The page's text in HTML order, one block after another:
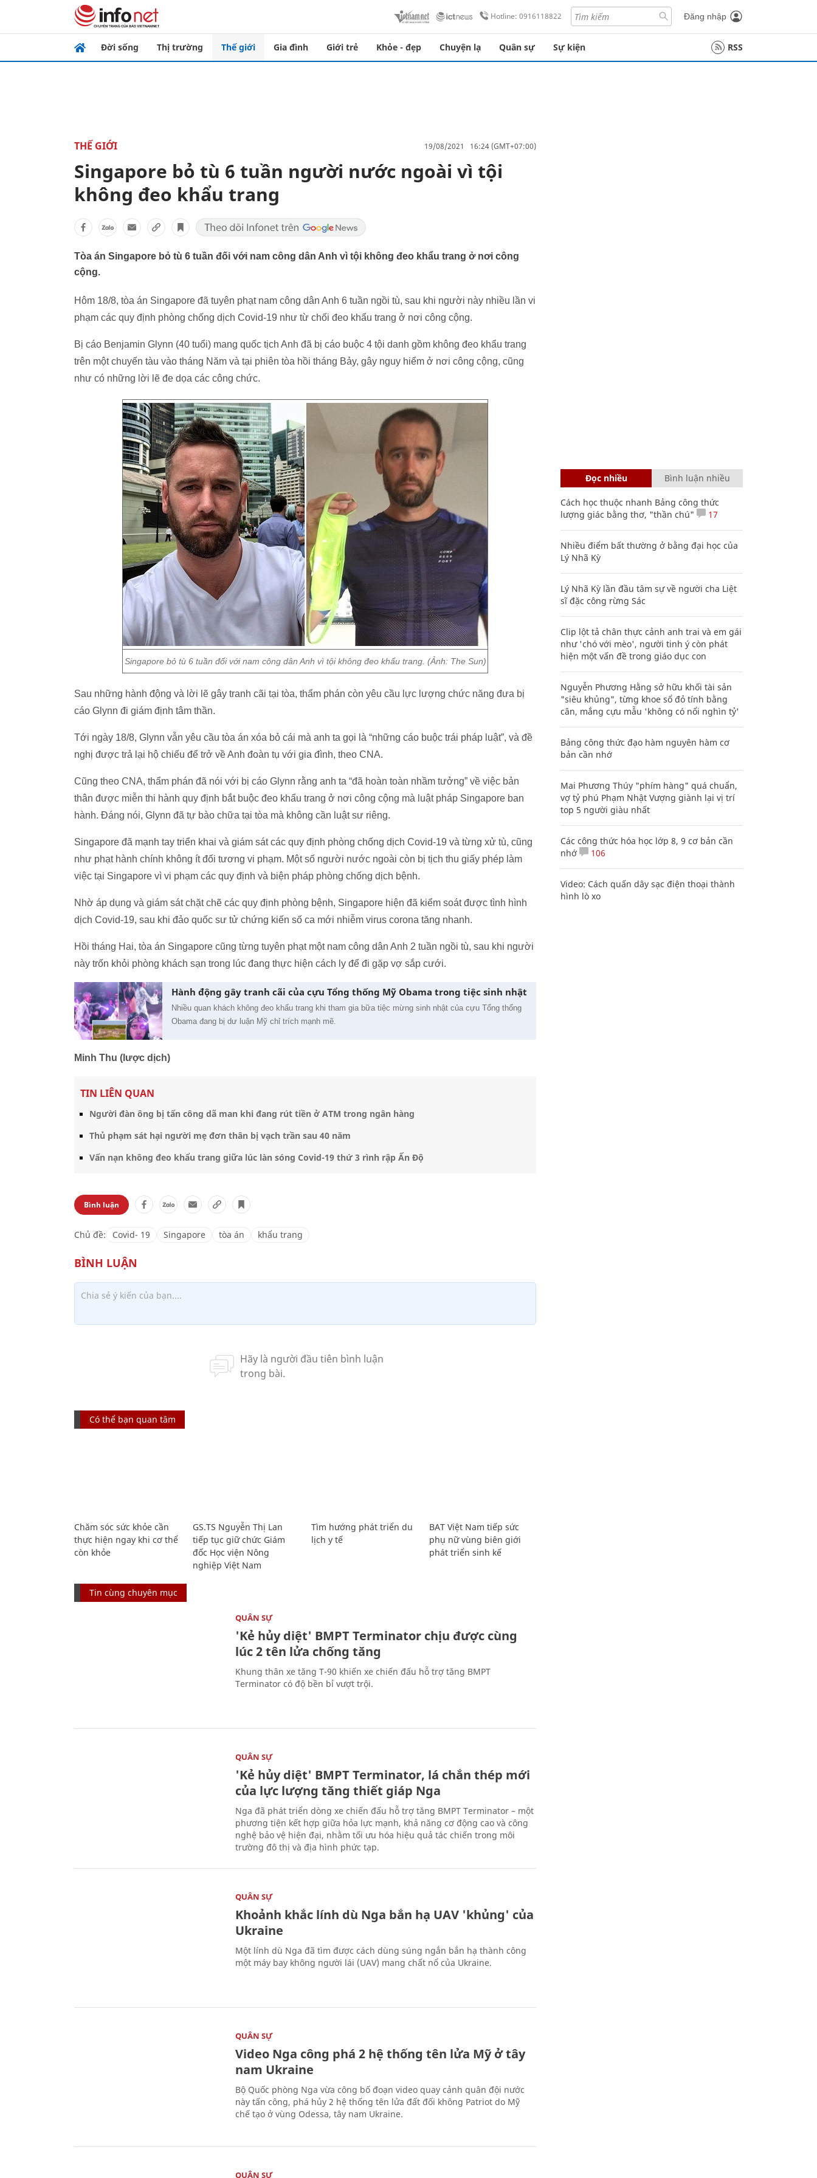
Hotline: 0916118822 Đăng nhập
Đời sống Thị trường Thế giới Gia đình Giới trẻ Khỏe - đẹp Chuyện lạ Quân sự Sự kiện RSS
THẾ GIỚI 19/08/2021 16:24 (GMT+07:00)
Singapore bỏ tù 6 tuần người nước ngoài vì tội
không đeo khẩu trang
Tòa án Singapore bỏ tù 6 tuần đối với nam công dân Anh vì tội không đeo khẩu trang ở nơi công
cộng.
Hôm 18/8, tòa án Singapore đã tuyên phạt nam công dân Anh 6 tuần ngồi tù, sau khi người này nhiều lần vi
phạm các quy định phòng chống dịch Covid-19 như từ chối đeo khẩu trang ở nơi công cộng.
Bị cáo Benjamin Glynn (40 tuổi) mang quốc tịch Anh đã bị cáo buộc 4 tội danh gồm không đeo khẩu trang
trên một chuyến tàu vào tháng Năm và tại phiên tòa hồi tháng Bảy, gây nguy hiểm ở nơi công cộng, cũng
như có những lời lẽ đe dọa các công chức.
Singapore bỏ tù 6 tuần đối với nam công dân Anh vì tội không đeo khẩu trang. (Ảnh: The Sun)
Sau những hành động và lời lẽ gây tranh cãi tại tòa, thẩm phán còn yêu cầu lực lượng chức năng đưa bị
cáo Glynn đi giám định tâm thần.
Tới ngày 18/8, Glynn vẫn yêu cầu tòa án xóa bỏ cái mà anh ta gọi là “những cáo buộc trái pháp luật”, và đề
nghị được trả lại hộ chiếu để trở về Anh đoàn tụ với gia đình, theo CNA.
Cũng theo CNA, thẩm phán đã nói với bị cáo Glynn rằng anh ta “đã hoàn toàn nhầm tưởng” về việc bản
thân được miễn thi hành quy định bắt buộc đeo khẩu trang ở nơi công cộng mà luật pháp Singapore ban
hành. Đáng nói, Glynn đã tự bào chữa tại tòa mà không cần luật sư riêng.
Singapore đã mạnh tay triển khai và giám sát các quy định phòng chống dịch Covid-19 và từng xử tù, cũng
như phạt hành chính không ít đối tương vi phạm. Một số người nước ngoài còn bị tịch thu giấy phép làm
việc tại Singapore vì vi phạm các quy định và biện pháp phòng chống dịch bệnh.
Nhờ áp dụng và giám sát chặt chẽ các quy định phòng bệnh, Singapore hiện đã kiểm soát được tình hình
dịch Covid-19, sau khi đảo quốc sư tử chứng kiến số ca mới nhiễm virus corona tăng nhanh.
Hồi tháng Hai, tòa án Singapore cũng từng tuyên phạt một nam công dân Anh 2 tuần ngồi tù, sau khi người
này trốn khỏi phòng khách sạn trong lúc đang thực hiện cách ly để đi gặp vợ sắp cưới.
Hành động gây tranh cãi của cựu Tổng thống Mỹ Obama trong tiệc sinh nhật
Nhiều quan khách không đeo khẩu trang khi tham gia bữa tiệc mừng sinh nhật của cựu Tổng thống
Obama đang bị dư luận Mỹ chỉ trích mạnh mẽ.
Minh Thu (lược dịch)
TIN LIÊN QUAN
Người đàn ông bị tấn công dã man khi đang rút tiền ở ATM trong ngân hàng
Thủ phạm sát hại người mẹ đơn thân bị vạch trần sau 40 năm
Vấn nạn không đeo khẩu trang giữa lúc làn sóng Covid-19 thứ 3 rình rập Ấn Độ
Bình luận
Chủ đề: Covid- 19 Singapore tòa án khẩu trang
Có thể bạn quan tâm
Chăm sóc sức khỏe cần
thực hiện ngay khi cơ thể
còn khỏe
GS.TS Nguyễn Thị Lan
tiếp tục giữ chức Giám
đốc Học viện Nông
nghiệp Việt Nam
Tìm hướng phát triển du
lịch y tế
BAT Việt Nam tiếp sức
phụ nữ vùng biên giới
phát triển sinh kế
Tin cùng chuyên mục
QUÂN SỰ
'Kẻ hủy diệt' BMPT Terminator chịu được cùng
lúc 2 tên lửa chống tăng
Khung thân xe tăng T-90 khiến xe chiến đấu hỗ trợ tăng BMPT
Terminator có độ bền bỉ vượt trội.
QUÂN SỰ
'Kẻ hủy diệt' BMPT Terminator, lá chắn thép mới
của lực lượng tăng thiết giáp Nga
Nga đã phát triển dòng xe chiến đấu hỗ trợ tăng BMPT Terminator – một
phương tiện kết hợp giữa hỏa lực mạnh, khả năng cơ động cao và công
nghệ bảo vệ hiện đại, nhằm tối ưu hóa hiệu quả tác chiến trong môi
trường đô thị và địa hình phức tạp.
QUÂN SỰ
Khoảnh khắc lính dù Nga bắn hạ UAV 'khủng' của
Ukraine
Một lính dù Nga đã tìm được cách dùng súng ngắn bắn hạ thành công
một máy bay không người lái (UAV) mang chất nổ của Ukraine.
QUÂN SỰ
Video Nga công phá 2 hệ thống tên lửa Mỹ ở tây
nam Ukraine
Bộ Quốc phòng Nga vừa công bố đoạn video quay cảnh quân đội nước
này tấn công, phá hủy 2 hệ thống tên lửa đất đối không Patriot do Mỹ
chế tạo ở vùng Odessa, tây nam Ukraine.
QUÂN SỰ
Đọc nhiều Bình luận nhiều
Cách học thuộc nhanh Bảng công thức
lượng giác bằng thơ, "thần chú"
17
Nhiều điểm bất thường ở bằng đại học của
Lý Nhã Kỳ
Lý Nhã Kỳ lần đầu tâm sự về người cha Liệt
sĩ đặc công rừng Sác
Clip lột tả chân thực cảnh anh trai và em gái
như 'chó với mèo', người tinh ý còn phát
hiện một vấn đề trong giáo dục con
Nguyễn Phương Hằng sở hữu khối tài sản
"siêu khủng", từng khoe sổ đỏ tính bằng
cân, mắng cựu mẫu 'không có nổi nghìn tỷ'
Bảng công thức đạo hàm nguyên hàm cơ
bản cần nhớ
Mai Phương Thúy "phím hàng" quá chuẩn,
vợ tỷ phú Phạm Nhật Vượng giành lại vị trí
top 5 người giàu nhất
Các công thức hóa học lớp 8, 9 cơ bản cần
nhớ
106
Video: Cách quấn dây sạc điện thoại thành
hình lò xo